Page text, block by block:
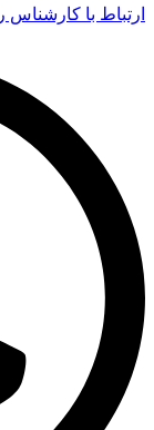
ارتباط با کارشناس